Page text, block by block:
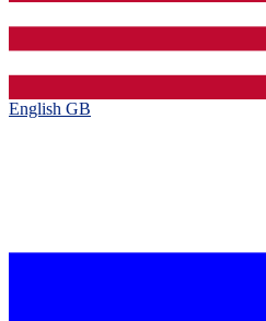
English GB‎